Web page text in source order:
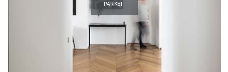
PARKETT